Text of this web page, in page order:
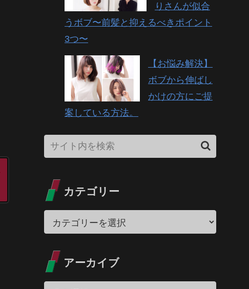
りさんが似合
うボブ〜前髪と抑えるべきポイント
3つ〜
【お悩み解決】
ボブから伸ばし
かけの方にご提
案している方法。
カテゴリー
アーカイブ